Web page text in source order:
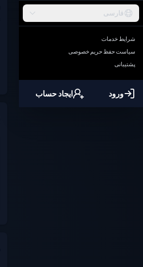
فارسی
شرایط خدمات
سیاست حفظ حریم خصوصی
پشتیبانی
ورود ایجاد حساب